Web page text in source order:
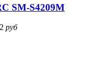
SM-S4209M
руб